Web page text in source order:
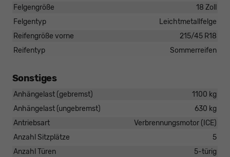
Felgengröße
18 Zoll
Felgentyp
Leichtmetallfelge
Reifengröße vorne
215/45 R18
Reifentyp
Sommerreifen
Sonstiges
Anhängelast (gebremst)
1100 kg
Anhängelast (ungebremst)
630 kg
Antriebsart
Verbrennungsmotor (ICE)
Anzahl Sitzplätze
5
Anzahl Türen
5-türig